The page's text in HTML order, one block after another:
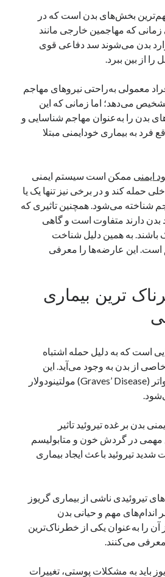
بخش‌های بدن است که در
که مهاجمین خارجی مانند
بدن می‌شوند سد دفاعی قوی
را از بین ببرد.
معمولی به‌راحتی نیروهای مهاجم
می‌دهد؛ اما زمانی که این
بدن را به‌عنوان مهاجم شناسایی و
فرد به بیماری خودایمنی مبتلا
ایمنی ممکن است سیستم ایمنی
حمله کند و در برخی نیز تنها یک یا
شناخته می‌شود. همچنین تاثیری که
بدن دارند متفاوت است و گاهی
باشند. به همین دلیل شناخت
است. این عارضه‌ها را معرفی
ترین بیماری
است که به‌ دلیل حمله اشتباه
از بدن به‌ وجود می‌آید. این
بیماری همچنین با نام گواتر (Graves’ Disease) مولتینودولار
بدن بر غده تیروئید تاثیر
مهمی در گردش خون و متابولیسم
شدید تیروئید باعث ایجاد بیماری
تیروئیدی ناشی از بیماری گریوز
اندام‌های مهم و حیانی بدن
آن را به‌عنوان یکی از خطرناک‌ترین
معرفی می‌کنند.
باید به مشکلات پوستی، تغییرات